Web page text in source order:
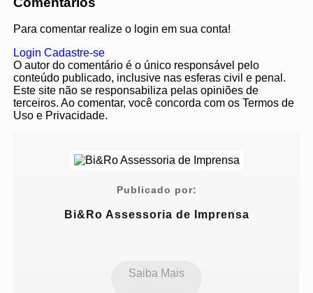
Para comentar realize o login em sua conta!
Login Cadastre-se
O autor do comentário é o único responsável pelo
conteúdo publicado, inclusive nas esferas civil e penal.
Este site não se responsabiliza pelas opiniões de
terceiros. Ao comentar, você concorda com os Termos de
Uso e Privacidade.
Publicado por:
Bi&Ro Assessoria de Imprensa
Saiba Mais